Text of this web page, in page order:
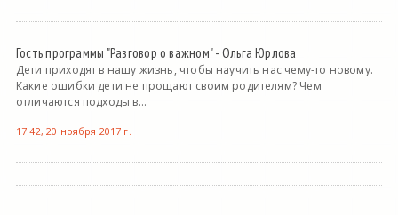
Гость программы "Разговор о важном" - Ольга Юрлова
Дети приходят в нашу жизнь, чтобы научить нас чему-то новому.
Какие ошибки дети не прощают своим родителям? Чем
отличаются подходы в...
17:42, 20 ноября 2017 г.